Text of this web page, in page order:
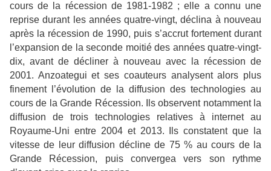
cours de la récession de 1981-1982 ; elle a connu une
reprise durant les années quatre-vingt, déclina à nouveau
après la récession de 1990, puis s’accrut fortement durant
l’expansion de la seconde moitié des années quatre-vingt-
dix, avant de décliner à nouveau avec la récession de
2001. Anzoategui et ses coauteurs analysent alors plus
finement l’évolution de la diffusion des technologies au
cours de la Grande Récession. Ils observent notamment la
diffusion de trois technologies relatives à internet au
Royaume-Uni entre 2004 et 2013. Ils constatent que la
vitesse de leur diffusion décline de 75 % au cours de la
Grande Récession, puis convergea vers son rythme